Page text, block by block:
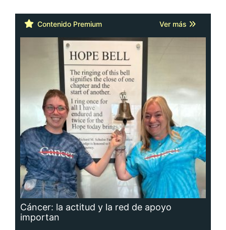
Contenido Premium Ver más
Cáncer: la actitud y la red de apoyo
importan